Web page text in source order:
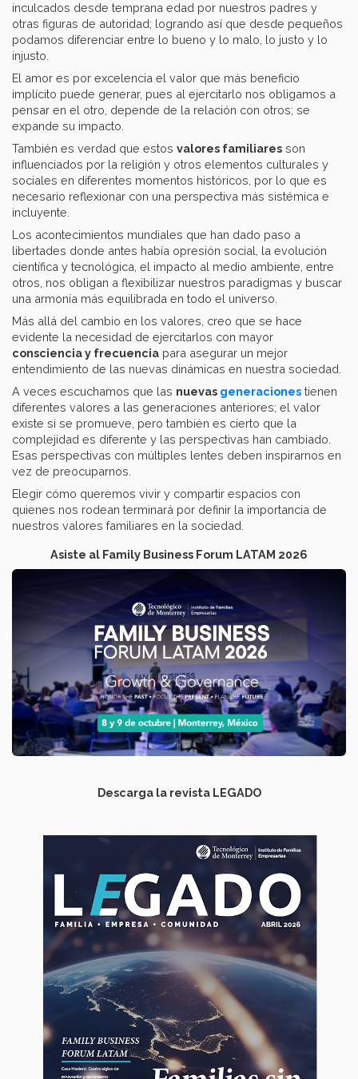
inculcados desde temprana edad por nuestros padres y
otras figuras de autoridad; logrando así que desde pequeños
podamos diferenciar entre lo bueno y lo malo, lo justo y lo
injusto.
El amor es por excelencia el valor que más beneficio
implícito puede generar, pues al ejercitarlo nos obligamos a
pensar en el otro, depende de la relación con otros; se
expande su impacto.
También es verdad que estos valores familiares son
influenciados por la religión y otros elementos culturales y
sociales en diferentes momentos históricos, por lo que es
necesario reflexionar con una perspectiva más sistémica e
incluyente.
Los acontecimientos mundiales que han dado paso a
libertades donde antes había opresión social, la evolución
científica y tecnológica, el impacto al medio ambiente, entre
otros, nos obligan a flexibilizar nuestros paradigmas y buscar
una armonía más equilibrada en todo el universo.
Más allá del cambio en los valores, creo que se hace
evidente la necesidad de ejercitarlos con mayor
consciencia y frecuencia para asegurar un mejor
entendimiento de las nuevas dinámicas en nuestra sociedad.
A veces escuchamos que las nuevas generaciones tienen
diferentes valores a las generaciones anteriores; el valor
existe si se promueve, pero también es cierto que la
complejidad es diferente y las perspectivas han cambiado.
Esas perspectivas con múltiples lentes deben inspirarnos en
vez de preocuparnos.
Elegir cómo queremos vivir y compartir espacios con
quienes nos rodean terminará por definir la importancia de
nuestros valores familiares en la sociedad.
Asiste al Family Business Forum LATAM 2026
Descarga la revista LEGADO